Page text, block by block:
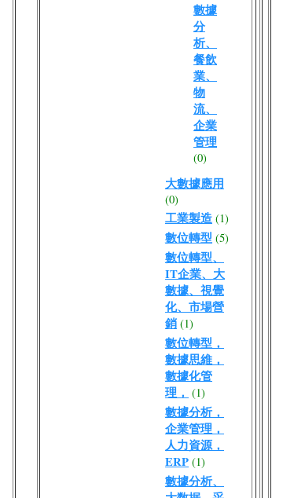
數據
分
析、
餐飲
業、
物
流、
企業
管理
(0)
大數據應用
(0)
工業製造 (1)
數位轉型 (5)
數位轉型、
IT企業、大
數據、視覺
化、市場營
銷 (1)
數位轉型，
數據思維，
數據化管
理， (1)
數據分析，
企業管理，
人力資源，
ERP (1)
數據分析、